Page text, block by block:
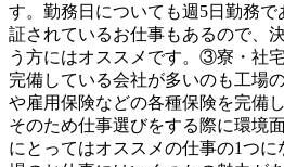
す。勤務日についても週5日勤務
証されているお仕事もあるので、
う方にはオススメです。③寮・社
完備している会社が多いのも工場
や雇用保険などの各種保険を完備
そのため仕事選びをする際に環境
にとってはオススメの仕事の1つ